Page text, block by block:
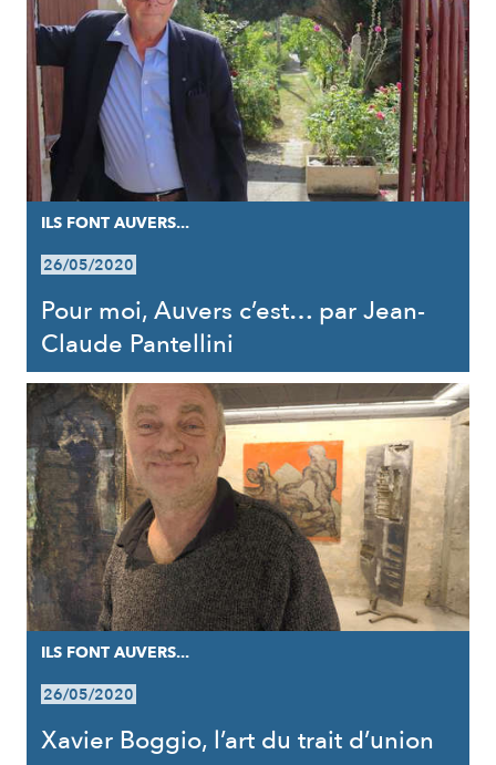
ILS FONT AUVERS...
26/05/2020
Pour moi, Auvers c’est… par Jean-
Claude Pantellini
ILS FONT AUVERS...
26/05/2020
Xavier Boggio, l’art du trait d’union